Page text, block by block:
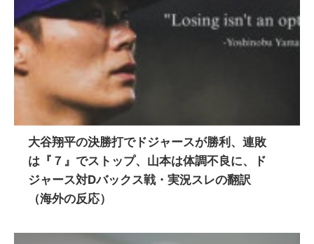
大谷翔平の決勝打でドジャースが勝利、連敗
は『７』でストップ、山本は体調不良に、ド
ジャース対Dバックス戦・実況スレの翻訳
（海外の反応）